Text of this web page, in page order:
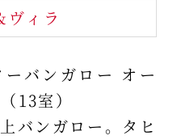
ヴィラ
バンガロー オー
13室）
バンガロー。タヒ